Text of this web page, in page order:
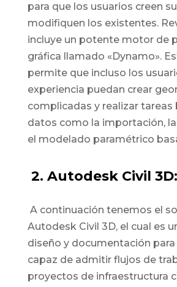
para que los usuarios creen
modifiquen los existentes.
incluye un potente motor de
gráfica llamado «Dynamo».
permite que incluso los
experiencia puedan crear
complicadas y realizar tareas
datos como la importación,
el modelado paramétrico
2. Autodesk Civil 3D:
A continuación tenemos el
Autodesk Civil 3D, el cual es
diseño y documentación para
capaz de admitir flujos de
proyectos de infraestructura